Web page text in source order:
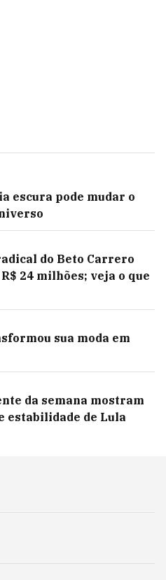
escura pode mudar o
do Beto Carrero
24 milhões; veja o que
sua moda em
da semana mostram
estabilidade de Lula